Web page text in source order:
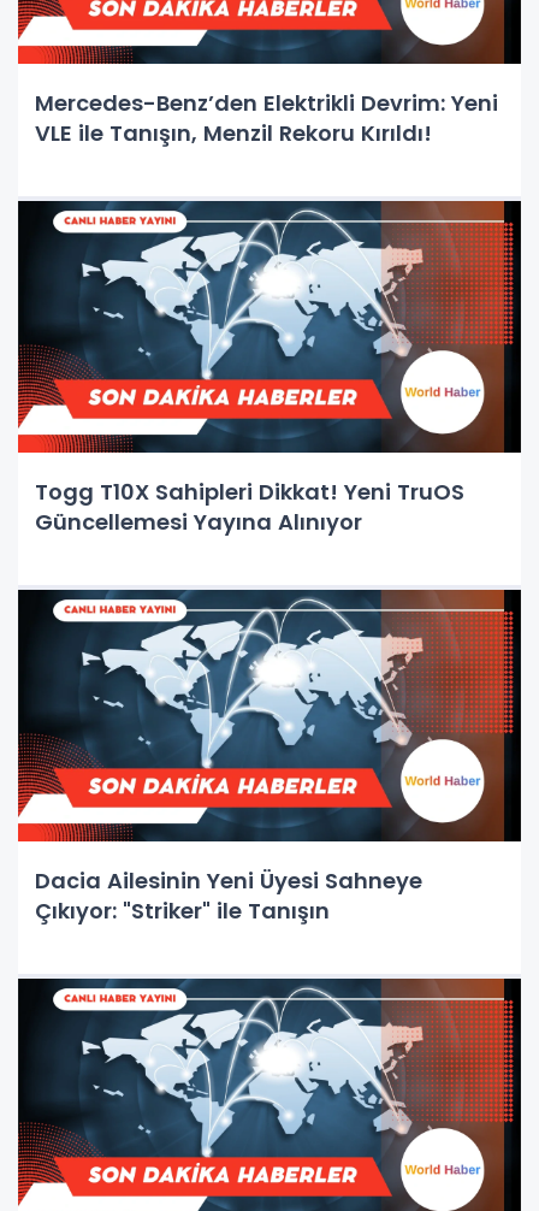
Mercedes-Benz’den Elektrikli Devrim: Yeni
VLE ile Tanışın, Menzil Rekoru Kırıldı!
Togg T10X Sahipleri Dikkat! Yeni TruOS
Güncellemesi Yayına Alınıyor
Dacia Ailesinin Yeni Üyesi Sahneye
Çıkıyor: "Striker" ile Tanışın